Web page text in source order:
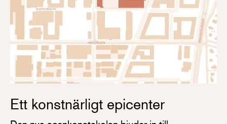
Ett konstnärligt epicenter